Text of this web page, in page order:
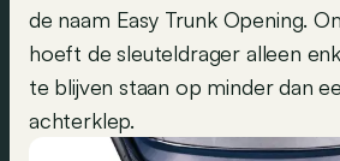
de naam Easy Trunk Opening.
hoeft de sleuteldrager alleen
te blijven staan op minder dan
achterklep.